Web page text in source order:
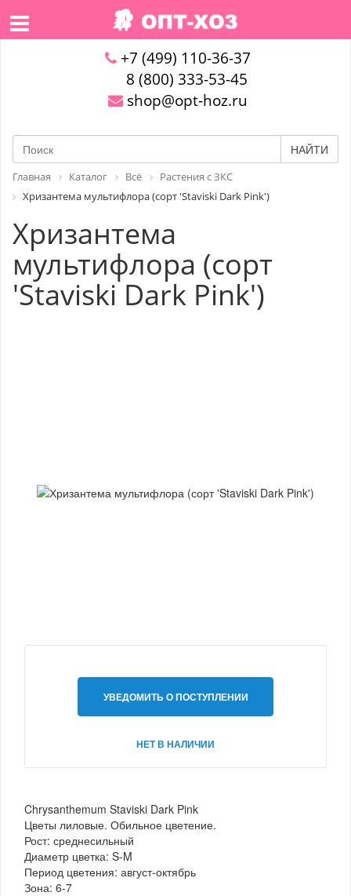
+7 (499) 110-36-37
8 (800) 333-53-45
shop@opt-hoz.ru
НАЙТИ
Главная Каталог Всё
Растения с ЗКС
Хризантема мультифлора (сорт 'Staviski Dark Pink')
Хризантема
мультифлора (сорт
'Staviski Dark Pink')
УВЕДОМИТЬ О ПОСТУПЛЕНИИ
НЕТ В НАЛИЧИИ
Chrysanthemum Staviski Dark Pink
Цветы лиловые. Обильное цветение.
Рост: среднесильный
Диаметр цветка: S-M
Период цветения: август-октябрь
Зона: 6-7